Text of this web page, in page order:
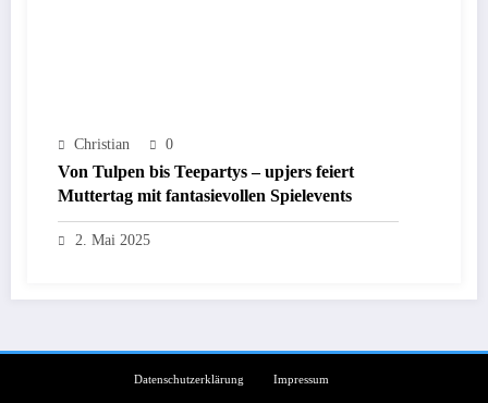
Christian 0
Von Tulpen bis Teepartys – upjers feiert
Muttertag mit fantasievollen Spielevents
2. Mai 2025
Datenschutzerklärung Impressum